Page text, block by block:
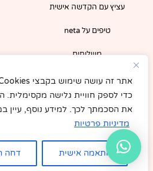
כדי לספק חוויית גלישה
את הסכמתך לכך. למידע נוסף, עיין
מדיניות פרטיות
התאמה אישית דחה
עציץ עם הקדשה אישית
טיפים על neta
משלוחים
מיידית